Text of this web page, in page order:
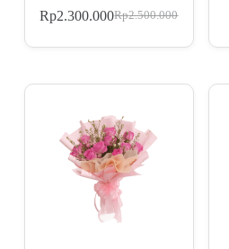
Rp2.500.000
Rp2.300.000